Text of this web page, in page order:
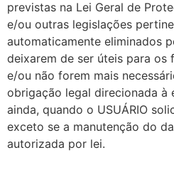
previstas na Lei Geral de
e/ou outras legislações
automaticamente eliminados
deixarem de ser úteis para
e/ou não forem mais
obrigação legal direcionada à
ainda, quando o USUÁRIO
exceto se a manutenção do
autorizada por lei.